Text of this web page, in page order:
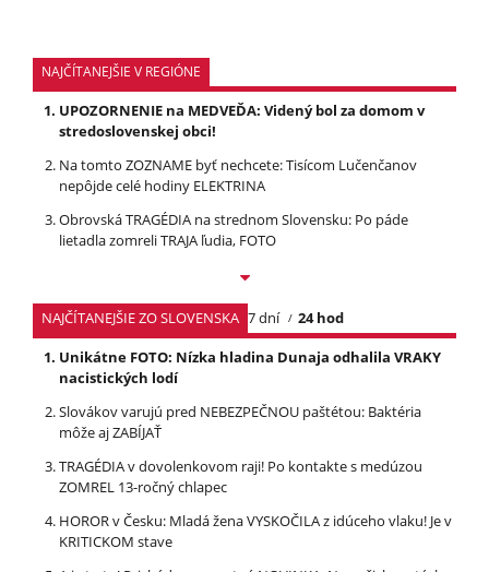
NAJČÍTANEJŠIE V REGIÓNE
UPOZORNENIE na MEDVEĎA: Videný bol za domom v
stredoslovenskej obci!
Na tomto ZOZNAME byť nechcete: Tisícom Lučenčanov
nepôjde celé hodiny ELEKTRINA
Obrovská TRAGÉDIA na strednom Slovensku: Po páde
lietadla zomreli TRAJA ľudia, FOTO
NAJČÍTANEJŠIE ZO SLOVENSKA 7 dní
24 hod
Unikátne FOTO: Nízka hladina Dunaja odhalila VRAKY
nacistických lodí
Slovákov varujú pred NEBEZPEČNOU paštétou: Baktéria
môže aj ZABÍJAŤ
TRAGÉDIA v dovolenkovom raji! Po kontakte s medúzou
ZOMREL 13-ročný chlapec
HOROR v Česku: Mladá žena VYSKOČILA z idúceho vlaku! Je v
KRITICKOM stave